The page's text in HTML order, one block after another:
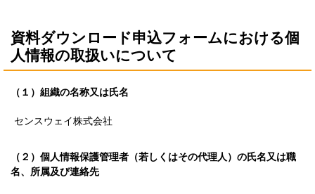
資料ダウンロード申込フォームにおける個
人情報の取扱いについて
（１）組織の名称又は氏名
センスウェイ株式会社
（２）個人情報保護管理者（若しくはその代理人）の氏名又は職
名、所属及び連絡先